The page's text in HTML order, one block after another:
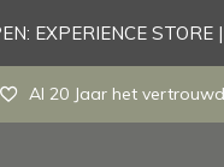
Al 20 Jaar het
EXPERIENCE